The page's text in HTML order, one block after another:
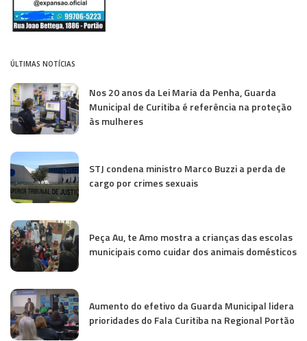
ÚLTIMAS NOTÍCIAS
Nos 20 anos da Lei Maria da Penha, Guarda
Municipal de Curitiba é referência na proteção
às mulheres
STJ condena ministro Marco Buzzi a perda de
cargo por crimes sexuais
Peça Au, te Amo mostra a crianças das escolas
municipais como cuidar dos animais domésticos
Aumento do efetivo da Guarda Municipal lidera
prioridades do Fala Curitiba na Regional Portão